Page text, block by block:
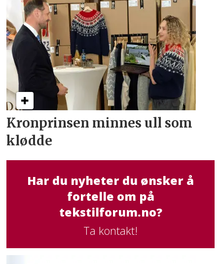
Kronprinsen minnes ull som
klødde
Har du nyheter du ønsker å
fortelle om på
tekstilforum.no?
Ta kontakt!